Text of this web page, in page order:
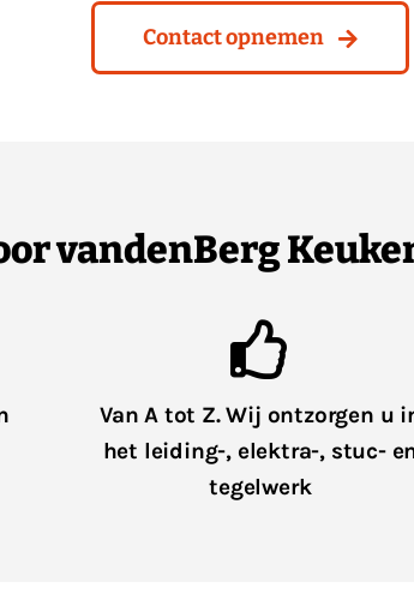
Contact opnemen
vandenBerg
Van A tot Z. Wij ontzorgen u
het leiding-, elektra-, stuc-
tegelwerk